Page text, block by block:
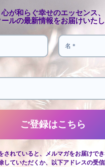
心が和らぐ幸せのエッセンス、
ールの最新情報をお届けいた
されていると、メルマガをお届けで
していただくか、以下アドレスの受